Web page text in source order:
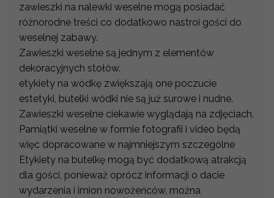
zawieszki na nalewki weselne mogą posiadać
różnorodne treści co dodatkowo nastroi gości do
weselnej zabawy.
Zawieszki weselne są jednym z elementów
dekoracyjnych stołów.
etykiety na wódkę zwiększają one poczucie
estetyki, butelki wódki nie są już surowe i nudne.
Zawieszki weselne ciekawie wyglądają na zdjęciach.
Pamiątki weselne w formie fotografii i video będą
więc dopracowane w najmniejszym szczególne
Etykiety na butelkę mogą być dodatkową atrakcją
dla gości, ponieważ oprócz informacji o dacie
wydarzenia i imion nowożeńców, można